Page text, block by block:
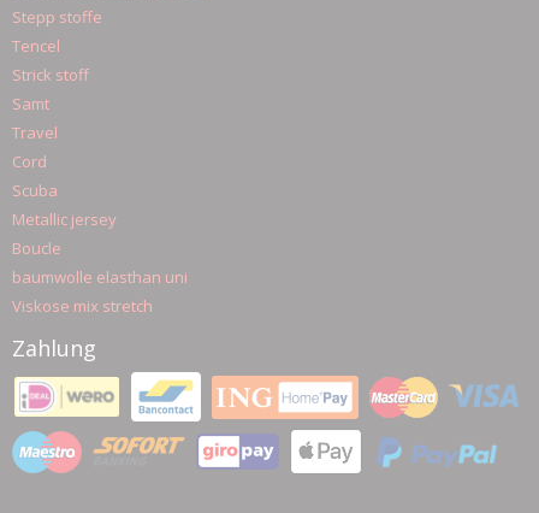
Stepp stoffe
Tencel
Strick stoff
Samt
Travel
Cord
Scuba
Metallic jersey
Boucle
baumwolle elasthan uni
Viskose mix stretch
Zahlung